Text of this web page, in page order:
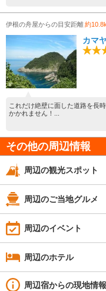
伊根の舟屋からの目安距離約
カマ
これだけ絶壁に面した道路を長
かかれません！...
その他の周辺情報
周辺の観光スポット
周辺のご当地グルメ
周辺のイベント
周辺のホテル
周辺宿からの現地情報